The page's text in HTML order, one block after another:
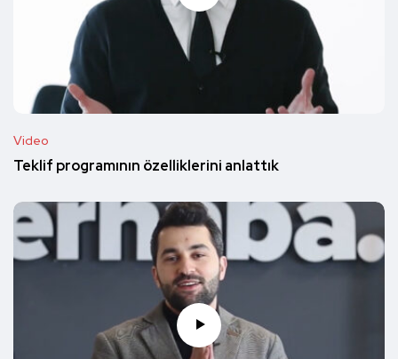
Video
Teklif programının özelliklerini anlattık